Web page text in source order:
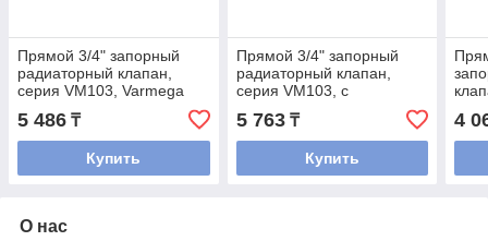
Прямой 3/4" запорный
радиаторный клапан,
серия VM103, Varmega
5 486 ₸
Купить
Прямой 3/4" запорный
радиаторный клапан,
серия VM103, с
самоуплотняющимся
полусгоном, Varmega
5 763₸
Купить
4
О нас